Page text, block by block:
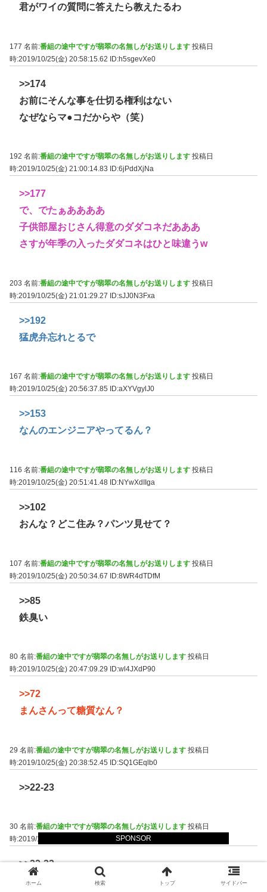
SPONSOR
君がワイの質問に答えたら教えたるわ
177 名前:番組の途中ですが翡翠の名無しがお送りします 投稿日
時:2019/10/25(金) 20:58:15.62 ID:h5sgevXe0
>>174
お前にそんな事を仕切る権利はない
なぜならマ●コだからや（笑）
192 名前:番組の途中ですが翡翠の名無しがお送りします 投稿日
時:2019/10/25(金) 21:00:14.83
ID:6jPddXjNa
>>177
で、でたぁああああ
子供部屋おじさん得意のダダコネだあああ
さすが年季の入ったダダコネはひと味違うw
203 名前:番組の途中ですが翡翠の名無しがお送りします 投稿日
時:2019/10/25(金) 21:01:29.27 ID:sJJ0N3Fxa
>>192
猛虎弁忘れとるで
167 名前:番組の途中ですが翡翠の名無しがお送りします 投稿日
時:2019/10/25(金) 20:56:37.85
ID:aXYVgylJ0
>>153
なんのエンジニアやってるん？
116 名前:番組の途中ですが翡翠の名無しがお送りします 投稿日
時:2019/10/25(金) 20:51:41.48 ID:NYwXdIIga
>>102
おんな？どこ住み？パンツ見せて？
107 名前:番組の途中ですが翡翠の名無しがお送りします 投稿日
時:2019/10/25(金) 20:50:34.67 ID:8WR4dTDfM
>>85
鉄臭い
80 名前:番組の途中ですが翡翠の名無しがお送りします 投稿日
時:2019/10/25(金) 20:47:09.29
ID:wl4JXdP90
>>72
まんさんって糖質なん？
29 名前:番組の途中ですが翡翠の名無しがお送りします 投稿日
時:2019/10/25(金) 20:38:52.45 ID:SQ1GEqlb0
>>22-23
30 名前:番組の途中ですが翡翠の名無しがお送りします 投稿日
時:2019/10/25(金) 20:39:21.85
ID:TDecXm140
>>22-23
ID変えて同時に現れるの草
ホーム 検索 トップ サイドバー